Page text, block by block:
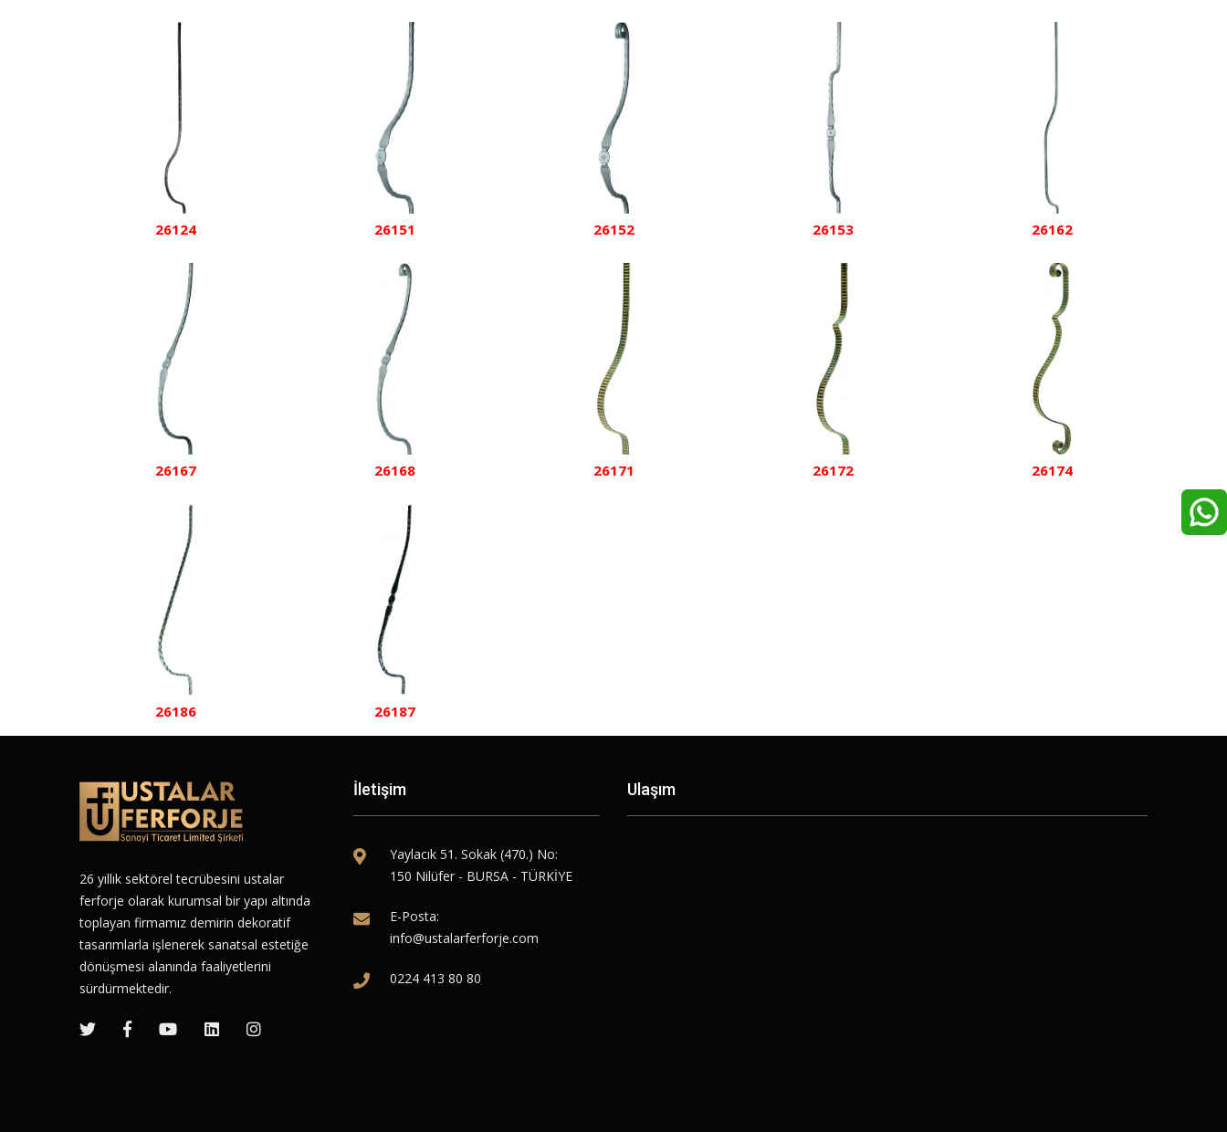
26124 26151 26152 26153 26162
26167 26168 26171 26172 26174
26186 26187
26 yıllık sektörel tecrübesini ustalar
ferforje olarak kurumsal bir yapı altında
toplayan firmamız demirin dekoratif
tasarımlarla işlenerek sanatsal estetiğe
dönüşmesi alanında faaliyetlerini
sürdürmektedir.
İletişim
Yaylacık 51. Sokak (470.) No:
150 Nilüfer - BURSA - TÜRKİYE
E-Posta:
info@ustalarferforje.com
0224 413 80 80
Ulaşım